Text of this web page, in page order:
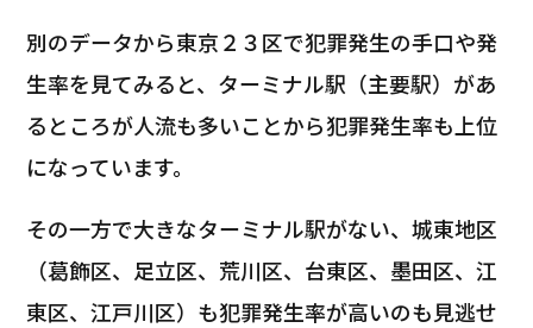
別のデータから東京２３区で犯罪発生の手口や発
生率を見てみると、ターミナル駅（主要駅）があ
るところが人流も多いことから犯罪発生率も上位
になっています。
その一方で大きなターミナル駅がない、城東地区
（葛飾区、足立区、荒川区、台東区、墨田区、江
東区、江戸川区）も犯罪発生率が高いのも見逃せ